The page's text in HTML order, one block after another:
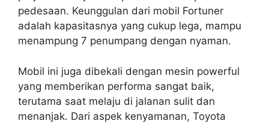
pedesaan. Keunggulan dari mobil Fortuner
adalah kapasitasnya yang cukup lega, mampu
menampung 7 penumpang dengan nyaman.
Mobil ini juga dibekali dengan mesin powerful
yang memberikan performa sangat baik,
terutama saat melaju di jalanan sulit dan
menanjak. Dari aspek kenyamanan, Toyota